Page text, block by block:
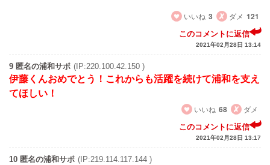
いいね 3 ダメ 121
このコメントに返信
2021年02月28日 13:14
9 匿名の浦和サポ (IP:220.100.42.150 )
伊藤くんおめでとう！これからも活躍を続けて浦和を支え
てほしい！
いいね 68 ダメ
このコメントに返信
2021年02月28日 13:17
10 匿名の浦和サポ (IP:219.114.117.144 )